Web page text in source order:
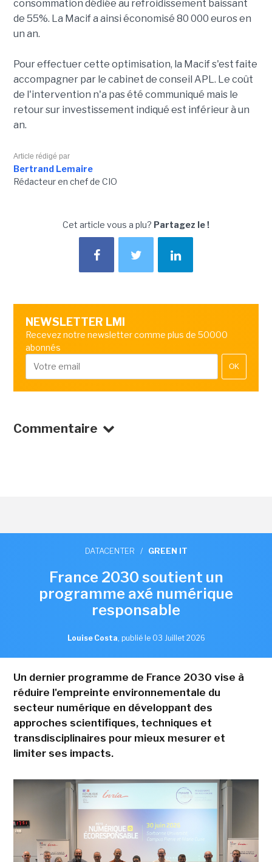
consommation dédiée au refroidissement baissant
de 55%. La Macif a ainsi économisé 80 000 euros en
un an.
Pour effectuer cette optimisation, la Macif s'est faite
accompagner par le cabinet de conseil APL. Le coût
de l'intervention n'a pas été communiqué mais le
retour sur investissement indiqué est inférieur à un
an.
Article rédigé par
Bertrand Lemaire
Rédacteur en chef de CIO
Cet article vous a plu? Partagez le !
NEWSLETTER LMI
Recevez notre newsletter comme plus de 50000
abonnés
OK
Commentaire
DATACENTER / GREEN IT
France 2030 soutient un
programme axé numérique
responsable
Louise Costa, publié le 03 Juillet 2026
Un dernier programme de France 2030 vise à
réduire l'empreinte environnementale du
secteur numérique en développant des
approches scientifiques, techniques et
transdisciplinaires pour mieux mesurer et
limiter ses impacts.